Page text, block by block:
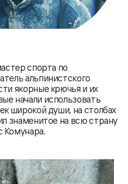
спорта по
альпинистского
якорные крючья и их
начали использовать
широкой души, на столбах
знаменитое на всю страну
Комунара.